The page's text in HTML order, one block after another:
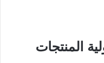
المنتجات